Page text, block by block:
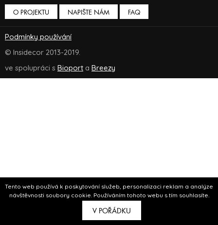
Tento web používá k poskytování služeb, personalizaci reklam a analýze
návštěvnosti soubory cookie. Používáním tohoto webu s tím souhlasíte.
V POŘÁDKU
O PROJEKTU NAPIŠTE NÁM FAQ
Podmínky používání
© Insidecor 2013-2019.
ve spolupráci s Bioport a Breezy